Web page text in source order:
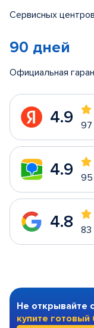
Сервисных центров
90 дней
Официальная
4.9 97
4.9 95
4.8 83
Не открывайте
купите готовый